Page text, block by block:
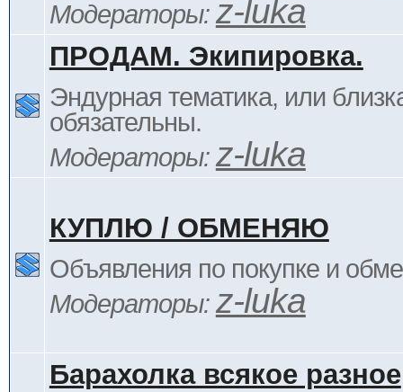
Модераторы: z-luka
ПРОДАМ. Экипировка.
Эндурная тематика, или
обязательны.
Модераторы: z-luka
КУПЛЮ / ОБМЕНЯЮ
Объявления по покупке и
Модераторы: z-luka
Барахолка всякое разное